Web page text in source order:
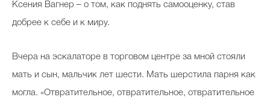
Папа может
Худеем правильно
Ксения Вагнер – о том, как поднять самооценку, став
добрее к себе и к миру.
Вчера на эскалаторе в торговом центре за мной стояли
мать и сын, мальчик лет шести. Мать шерстила парня как
могла. «Отвратительное, отвратительное, отвратительное